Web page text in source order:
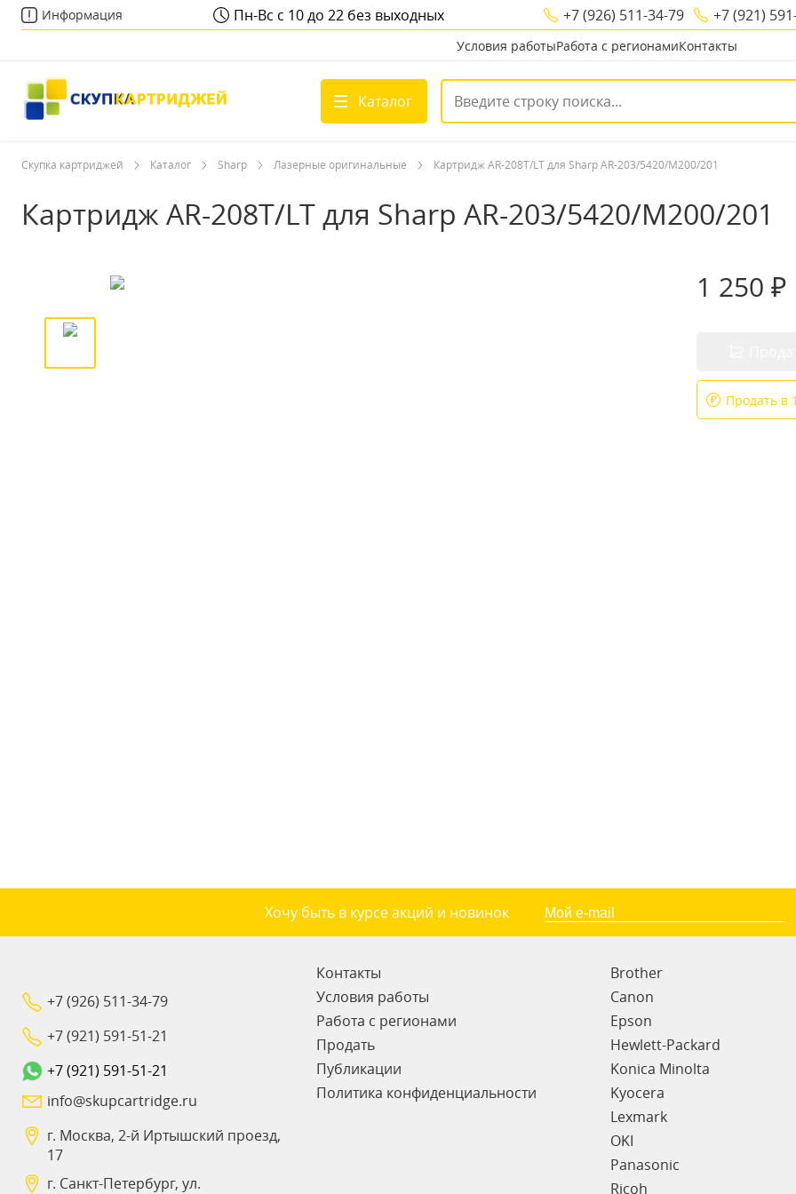
Информация Пн-Вс с 10 до 22 без выходных +7 (926) 511-34-79 +7 (921)
Условия работыРабота с регионамиКонтакты
Каталог
Скупка картриджей Каталог Sharp Лазерные оригинальные Картридж AR-208T/LT для Sharp AR-203/5420/M200/201
Картридж AR-208T/LT для Sharp AR-203/5420/M200/201
1 250 ₽
Продать в
Хочу быть в курсе акций и новинок
+7 (926) 511-34-79
+7 (921) 591-51-21
+7 (921) 591-51-21
info@skupcartridge.ru
г. Москва, 2-й Иртышский проезд,
17
г. Санкт-Петербург, ул.
Контакты
Условия работы
Работа с регионами
Продать
Публикации
Политика конфиденциальности
Brother
Canon
Epson
Hewlett-Packard
Konica Minolta
Kyocera
Lexmark
OKI
Panasonic
Ricoh